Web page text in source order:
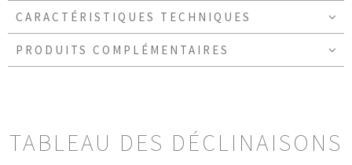
CARACTÉRISTIQUES TECHNIQUES
PRODUITS COMPLÉMENTAIRES
TABLEAU DES DÉCLINAISONS